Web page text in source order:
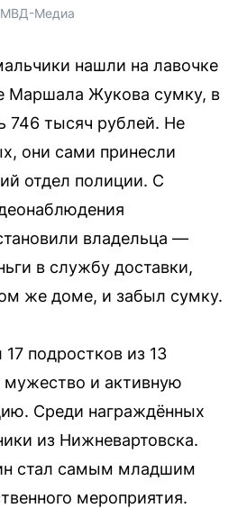
МВД-Медиа
нашли на лавочке
Маршала Жукова сумку, в
746 тысяч рублей. Не
они сами принесли
отдел полиции. С
владельца —
в службу доставки,
же доме, и забыл сумку.
подростков из 13
мужество и активную
Среди награждённых
из Нижневартовска.
стал самым младшим
мероприятия.